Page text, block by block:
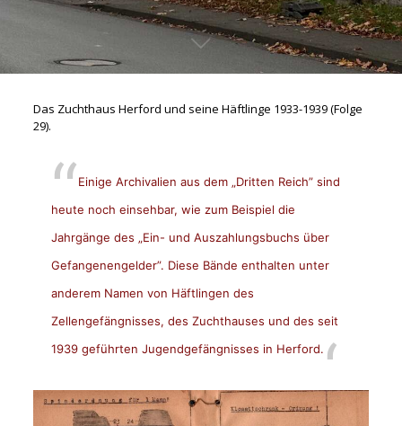
Das Zuchthaus Herford und seine Häftlinge 1933-1939 (Folge
29).
Einige Archivalien aus dem „Dritten Reich” sind
heute noch einsehbar, wie zum Beispiel die
Jahrgänge des „Ein- und Auszahlungsbuchs über
Gefangenengelder”. Diese Bände enthalten unter
anderem Namen von Häftlingen des
Zellengefängnisses, des Zuchthauses und des seit
1939 geführten Jugendgefängnisses in Herford.